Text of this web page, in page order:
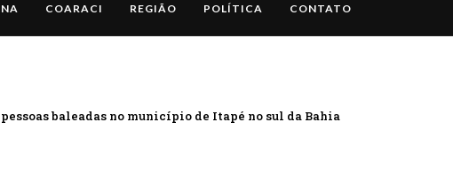
COARACI REGIÃO POLÍTICA CONTATO
baleadas no município de Itapé no sul da Bahia